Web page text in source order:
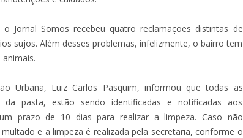
Jornal Somos recebeu quatro reclamações distintas de
sujos. Além desses problemas, infelizmente, o bairro tem
Urbana, Luiz Carlos Pasquim, informou que todas as
da pasta, estão sendo identificadas e notificadas aos
prazo de 10 dias para realizar a limpeza. Caso não
e a limpeza é realizada pela secretaria, conforme o